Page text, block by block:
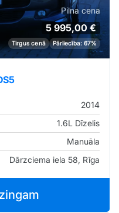
Pilna cena
5 995,00 €
Tirgus cenā Pārliecība: 67%
2014
1.6L Dīzelis
Manuāla
Dārzciema iela 58, Rīga